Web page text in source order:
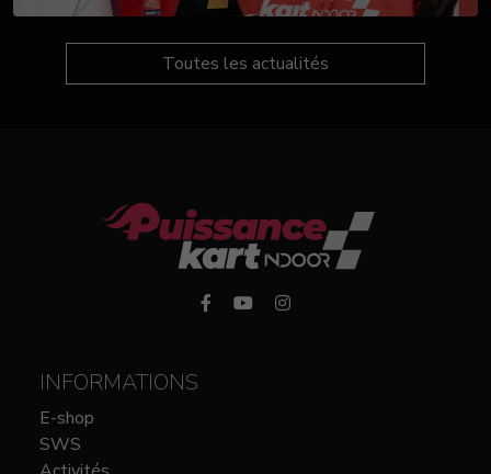
Toutes les actualités
INFORMATIONS
E-shop
SWS